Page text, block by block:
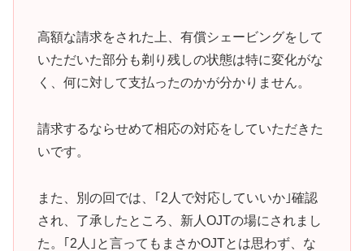
高額な請求をされた上、有償シェービングをして
いただいた部分も剃り残しの状態は特に変化がな
く、何に対して支払ったのかが分かりません。
請求するならせめて相応の対応をしていただきた
いです。
また、別の回では、｢2人で対応していいか｣確認
され、了承したところ、新人OJTの場にされまし
た。｢2人｣と言ってもまさかOJTとは思わず、な